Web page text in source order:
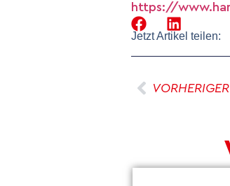
https://
Jetzt Artikel teilen: